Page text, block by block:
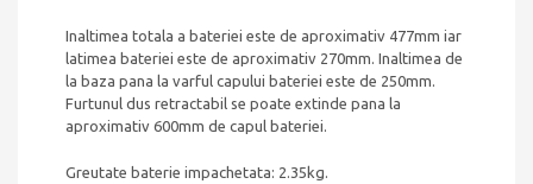
Inaltimea totala a bateriei este de aproximativ 477mm iar
latimea bateriei este de aproximativ 270mm. Inaltimea de
la baza pana la varful capului bateriei este de 250mm.
Furtunul dus retractabil se poate extinde pana la
aproximativ 600mm de capul bateriei.
Greutate baterie impachetata: 2.35kg.